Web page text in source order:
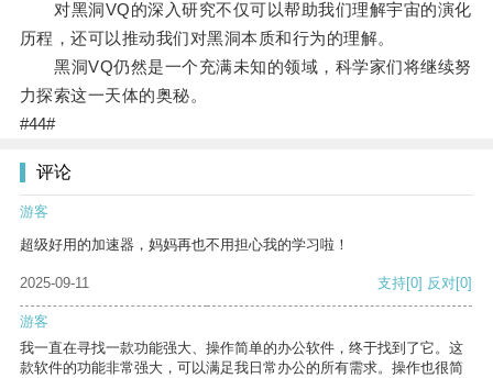
对黑洞VQ的深入研究不仅可以帮助我们理解宇宙的演化
历程，还可以推动我们对黑洞本质和行为的理解。
黑洞VQ仍然是一个充满未知的领域，科学家们将继续努
力探索这一天体的奥秘。
#44#
评论
游客
超级好用的加速器，妈妈再也不用担心我的学习啦！
2025-09-11 支持[0] 反对[0]
游客
我一直在寻找一款功能强大、操作简单的办公软件，终于找到了它。这
款软件的功能非常强大，可以满足我日常办公的所有需求。操作也很简